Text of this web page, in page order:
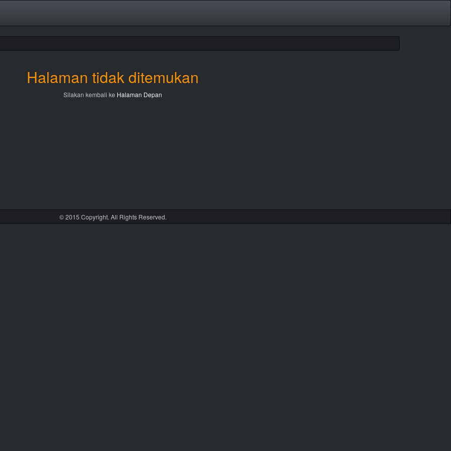
Halaman tidak ditemukan
Silakan kembali ke Halaman Depan
© 2015 Copyright. All Rights Reserved.